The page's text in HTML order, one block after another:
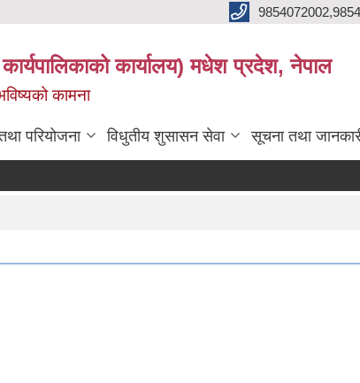
कार्यपालिकाको कार्यालय) मधेश प्रदेश, नेपाल
कामना
परियोजना विधुतीय शुसासन सेवा सूचना तथा